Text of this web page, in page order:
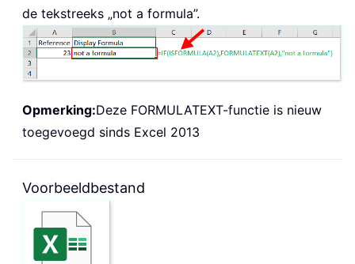
de tekstreeks „not a formula”.
Opmerking:Deze FORMULATEXT-functie is nieuw
toegevoegd sinds Excel 2013
Voorbeeldbestand